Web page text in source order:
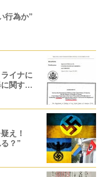
行為か”
イナに
関する
疑え！
？”